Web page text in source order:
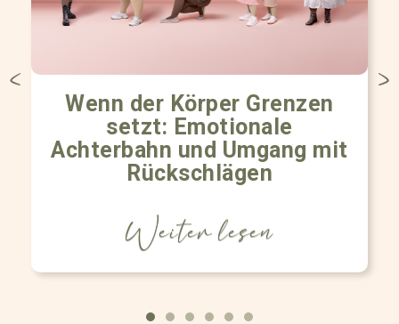
Wenn der Körper Grenzen
setzt: Emotionale
Achterbahn und Umgang mit
Rückschlägen
Weiter lesen